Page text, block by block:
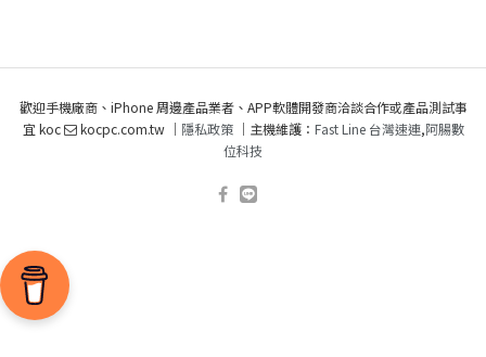
歡迎手機廠商、iPhone 周邊產品業者、APP軟體開發商洽談合作或產品測試事
宜 koc
kocpc.com.tw ｜ 隱私政策｜主機維護： Fast Line 台灣速連,阿腸數
位科技